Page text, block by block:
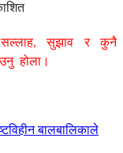
सल्लाह, सुझाव र कुनै
होला।